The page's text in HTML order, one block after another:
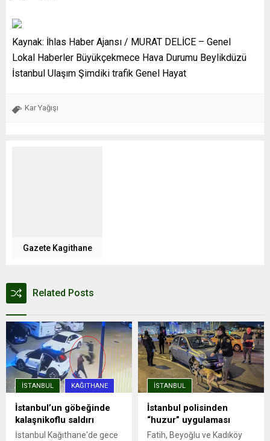
Kaynak: İhlas Haber Ajansı / MURAT DELİCE – Genel
Lokal Haberler Büyükçekmece Hava Durumu Beylikdüzü
İstanbul Ulaşım Şimdiki trafik Genel Hayat
Kar Yağışı
Gazete Kagithane
Related Posts
İSTANBUL KAĞITHANE
İstanbul’un göbeğinde
kalaşnikoflu saldırı
İstanbul Kağıthane'de gece
İSTANBUL
İstanbul polisinden
“huzur” uygulaması
Fatih, Beyoğlu ve Kadıköy